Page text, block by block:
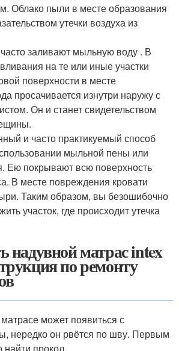
Облако пыли в месте образования
утечки воздуха из
заливают мыльную воду . В
на те или иные участки
поверхности в месте
просачивается изнутри наружу с
Он и станет свидетельством
и часто практикуемый способ
мыльной пены или
Ею покрывают всю поверхность
В месте повреждения кровати
Таким образом, вы безошибочно
участок, где происходит утечка
надувной матрас intex
по ремонту
может появиться с
нередко он рвётся по шву. Первым